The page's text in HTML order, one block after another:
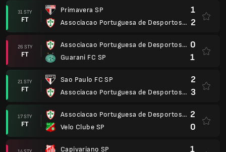
31 STY
FT
Primavera SP
Associacao Portuguesa de Desportos SP
1
2
26 STY
FT
Associacao Portuguesa de Desportos SP
Guarani FC SP
0
1
21 STY
FT
Sao Paulo FC SP
Associacao Portuguesa de Desportos SP
2
3
17 STY
FT
Associacao Portuguesa de Desportos SP
Velo Clube SP
2
0
Capivariano SP 1